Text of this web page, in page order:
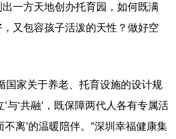
一方天地创办托育园，如何既满
又包容孩子活泼的天性？做好空
国家关于养老、托育设施的设计规
与‘共融’，既保障两代人各有专属活
不离’的温暖陪伴。”深圳幸福健康集